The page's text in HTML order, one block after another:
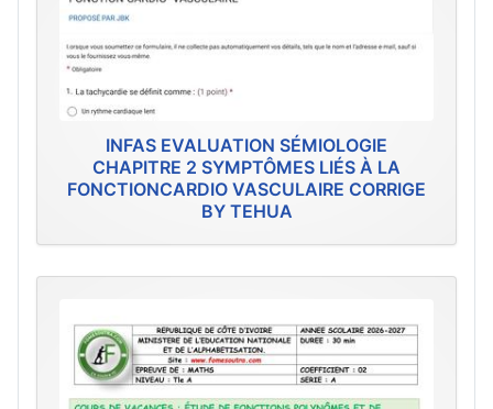
INFAS EVALUATION SÉMIOLOGIE
CHAPITRE 2 SYMPTÔMES LIÉS À LA
FONCTIONCARDIO VASCULAIRE CORRIGE
BY TEHUA